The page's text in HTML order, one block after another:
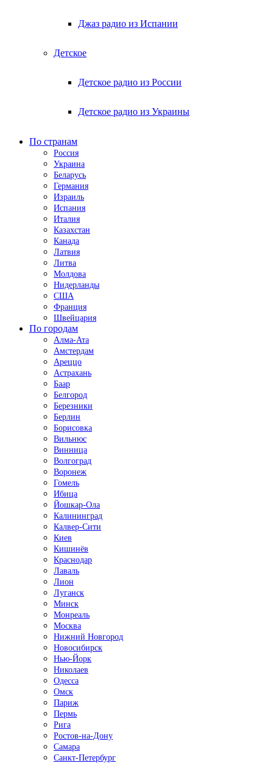
Джаз радио из Испании
Детское
Детское радио из России
Детское радио из Украины
По странам
Россия
Украина
Беларусь
Германия
Израиль
Испания
Италия
Казахстан
Канада
Латвия
Литва
Молдова
Нидерланды
США
Франция
Швейцария
По городам
Алма-Ата
Амстердам
Ареццо
Астрахань
Баар
Белгород
Березники
Берлин
Борисовка
Вильнюс
Винница
Волгоград
Воронеж
Гомель
Ибица
Йошкар-Ола
Калининград
Калвер-Сити
Киев
Кишинёв
Краснодар
Лаваль
Лион
Луганск
Минск
Монреаль
Москва
Нижний Новгород
Новосибирск
Нью-Йорк
Николаев
Одесса
Омск
Париж
Пермь
Рига
Ростов-на-Дону
Самара
Санкт-Петербург